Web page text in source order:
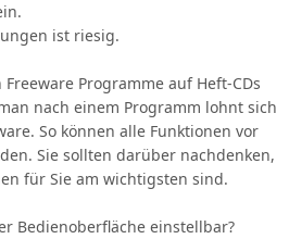
ist riesig.
Programme auf Heft-CDs
nach einem Programm lohnt sich
So können alle Funktionen vor
Sie sollten darüber nachdenken,
für Sie am wichtigsten sind.
Bedienoberfläche einstellbar?